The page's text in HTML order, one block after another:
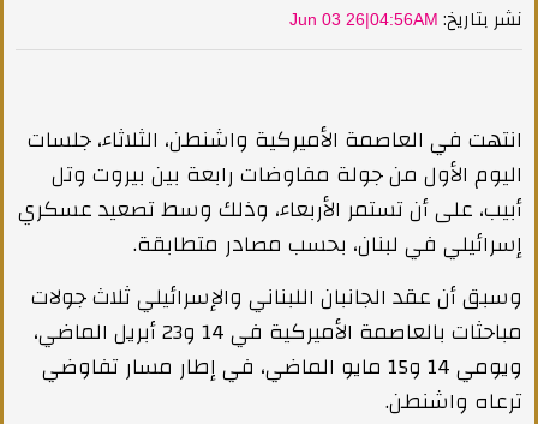
Jun 03 26|04:56AM :نشر بتاريخ
انتهت في العاصمة الأميركية واشنطن، الثلاثاء، جلسات
اليوم الأول من جولة مفاوضات رابعة بين بيروت وتل
أبيب، على أن تستمر الأربعاء، وذلك وسط تصعيد عسكري
إسرائيلي في لبنان، بحسب مصادر متطابقة.
وسبق أن عقد الجانبان اللبناني والإسرائيلي ثلاث جولات
مباحثات بالعاصمة الأميركية في 14 و23 أبريل الماضي،
ويومي 14 و15 مايو الماضي، في إطار مسار تفاوضي
ترعاه واشنطن.